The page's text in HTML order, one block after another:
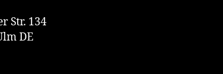
Str. 134
DE